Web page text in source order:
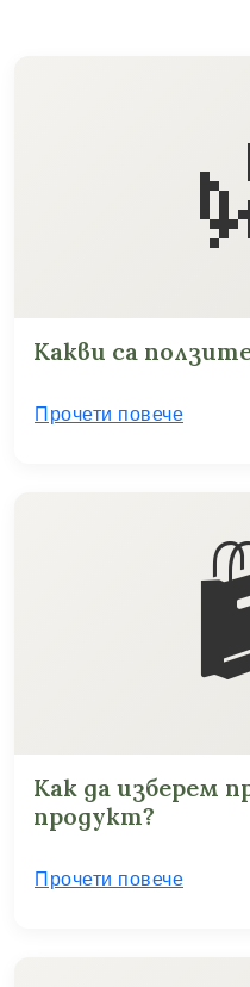
Какви са
Прочети повече
Как да изберем
продукт?
Прочети повече